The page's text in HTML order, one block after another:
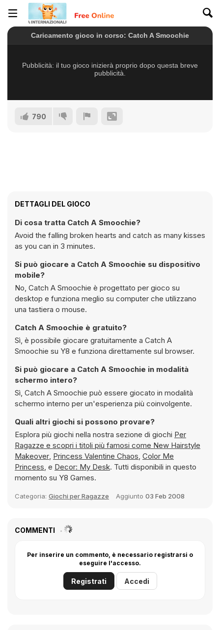
790
DETTAGLI DEL GIOCO
Di cosa tratta Catch A Smoochie?
Avoid the falling broken hearts and catch as many kisses
as you can in 3 minutes.
Si può giocare a Catch A Smoochie su dispositivo
mobile?
No, Catch A Smoochie è progettato per gioco su
desktop e funziona meglio su computer che utilizzano
una tastiera o mouse.
Catch A Smoochie è gratuito?
Sì, è possibile giocare gratuitamente a Catch A
Smoochie su Y8 e funziona direttamente sul browser.
Si può giocare a Catch A Smoochie in modalità
schermo intero?
Sì, Catch A Smoochie può essere giocato in modalità
schermo interno per un'esperienza più coinvolgente.
Quali altri giochi si possono provare?
Esplora più giochi nella nostra sezione di giochi Per
Ragazze e scopri i titoli più famosi come New Hairstyle
Makeover, Princess Valentine Chaos, Color Me
Princess, e Decor: My Desk. Tutti disponibili in questo
momento su Y8 Games.
Categoria: Giochi per Ragazze Aggiunto 03 Feb 2008
COMMENTI
Per inserire un commento, è necessario registrarsi o
eseguire l'accesso.
Registrati Accedi